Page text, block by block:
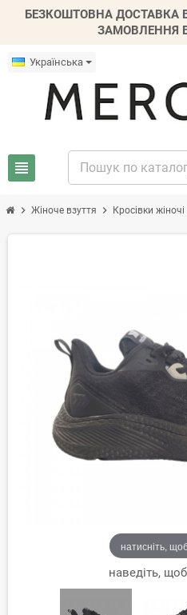
БЕЗКОШТОВНА ДОСТАВКА
ЗАМОВЛЕННЯ
Українська
view_headline
chevron_right Жіноче взуття chevron_right Кросівки жіночі
натисніть,
наведіть,